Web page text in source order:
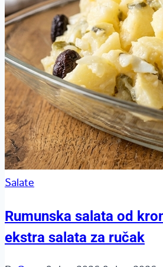
Salate
Rumunska salata od
ekstra salata za ručak